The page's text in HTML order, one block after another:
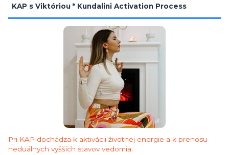
KAP s Viktóriou * Kundalini Activation Process
Pri KAP dochádza k aktivácii životnej energie a k prenosu
neduálnych vyšších stavov vedomia.